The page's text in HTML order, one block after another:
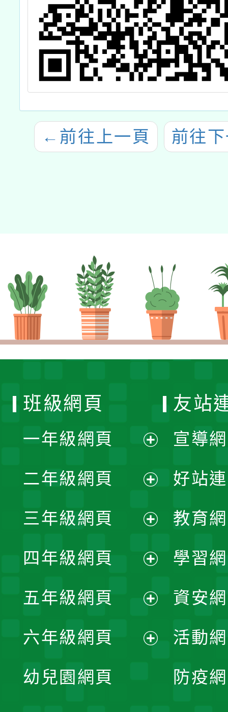
← 前往上一頁 前往
班級網頁
一年級網頁
開
選
單
二年級網頁
開
選
單
三年級網頁
開
選
單
四年級網頁
開
選
五年級網頁
開
六年級網頁
幼兒園網頁
友站
宣導
好站
教育
學習
資安
活動
防疫